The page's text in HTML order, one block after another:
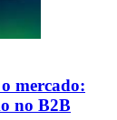
mercado:
no B2B